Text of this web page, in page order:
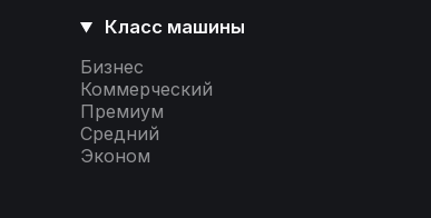
Класс машины
Бизнес
Коммерческий
Премиум
Средний
Эконом